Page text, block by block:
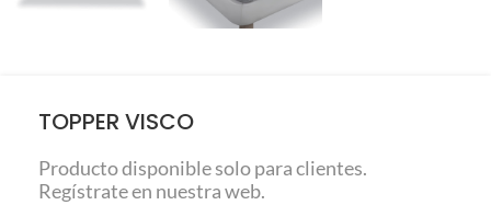
TOPPER VISCO
Producto disponible solo para clientes.
Regístrate en nuestra web.